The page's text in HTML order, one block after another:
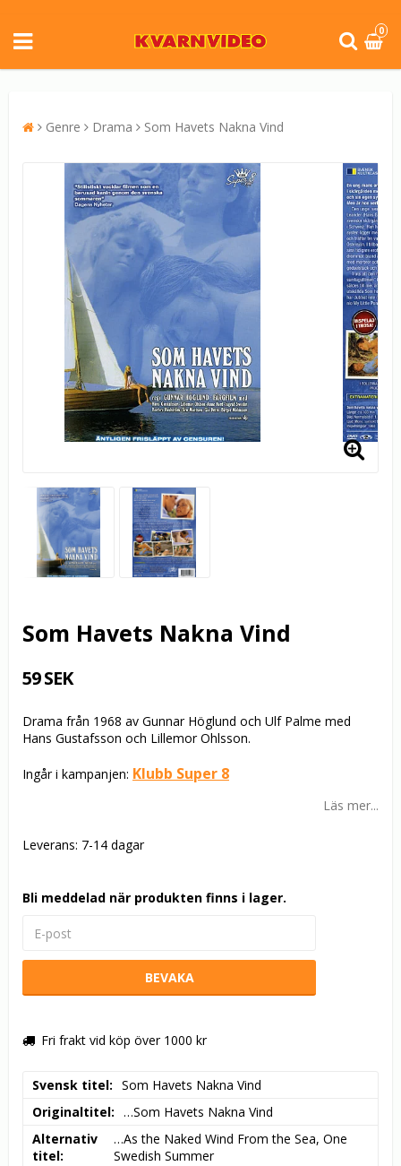
0
Genre Drama Som Havets Nakna Vind
Som Havets Nakna Vind
59 SEK
Drama från 1968 av Gunnar Höglund och Ulf Palme med
Hans Gustafsson och Lillemor Ohlsson.
Ingår i kampanjen: Klubb Super 8
Läs mer...
Leverans: 7-14 dagar
Bli meddelad när produkten finns i lager.
BEVAKA
Fri frakt vid köp över 1000 kr
Svensk titel
Som Havets Nakna Vind
Originaltitel
…Som Havets Nakna Vind
Alternativ
titel
…As the Naked Wind From the Sea, One
Swedish Summer